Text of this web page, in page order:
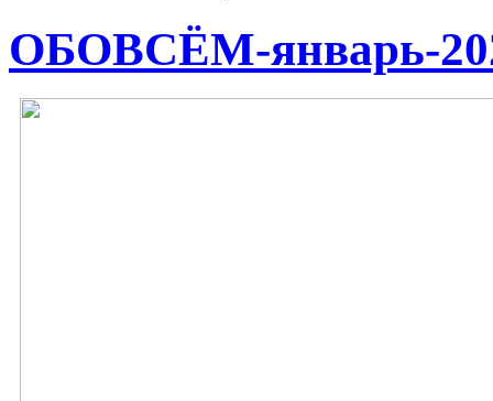
ОБОВСЁМ-январь-